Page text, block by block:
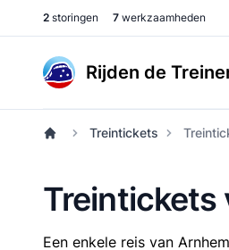
2 storingen 7 werkzaamheden
Rijden de
Treintickets
Treintickets
Een enkele reis van